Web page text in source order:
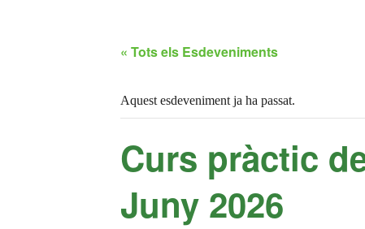
« Tots els Esdeveniments
Aquest esdeveniment ja ha passat.
Curs pràctic
Juny 2026